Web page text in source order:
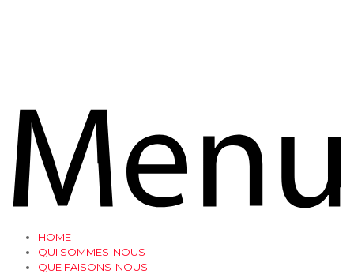
HOME
QUI SOMMES-NOUS
QUE FAISONS-NOUS